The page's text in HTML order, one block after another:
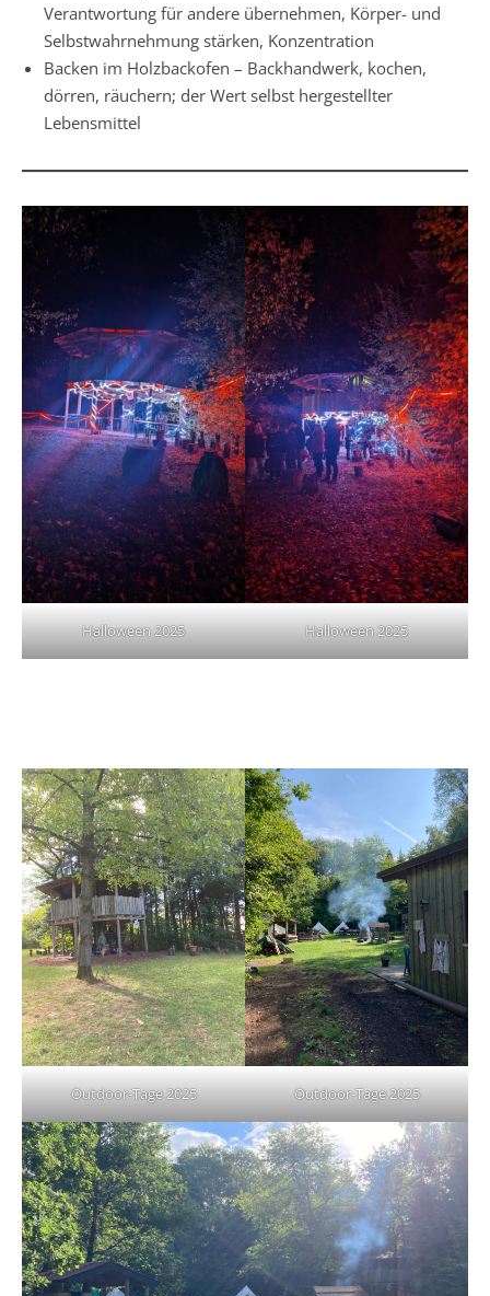
Verantwortung für andere übernehmen, Körper- und
Selbstwahrnehmung stärken, Konzentration
Backen im Holzbackofen – Backhandwerk, kochen,
dörren, räuchern; der Wert selbst hergestellter
Lebensmittel
Halloween 2025 Halloween 2025
Outdoor-Tage 2025 Outdoor-Tage 2025